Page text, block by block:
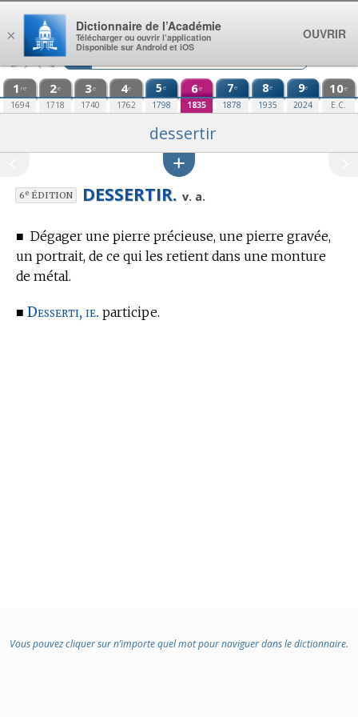
Aller au contenu
1 re
1694
2e
1718
3e
1740
4e
1762
5e
1798
6e
1835
7e
1878
8e
1935
9e
2024
10e
E.C.
dessertir
6eÉDITION DESSERTIR. v. a.
■ Dégager une pierre précieuse, une pierre gravée,
un portrait, de ce qui les retient dans une monture
de métal.
■ Desserti, ie. participe.
Vous pouvez cliquer sur n’importe quel mot pour naviguer dans le dictionnaire.
×
Dictionnaire de l’Académie
Télécharger ou ouvrir l’application
Disponible sur Android et iOS
OUVRIR